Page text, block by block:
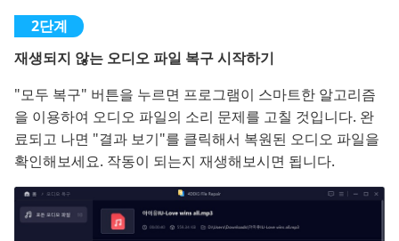
재생되지 않는 오디오 파일 복구 시작하기
"모두 복구" 버튼을 누르면 프로그램이 스마트한 알고리즘
을 이용하여 오디오 파일의 소리 문제를 고칠 것입니다. 완
료되고 나면 "결과 보기"를 클릭해서 복원된 오디오 파일을
확인해보세요. 작동이 되는지 재생해보시면 됩니다.